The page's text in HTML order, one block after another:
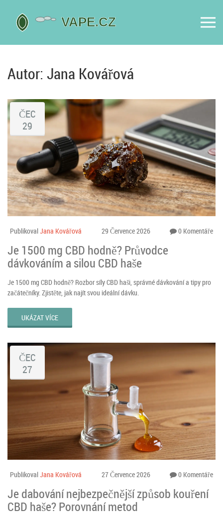
Autor: Jana Kovářová
ČEC
29
PublikovalJana Kovářová 29 Července 2026 0 Komentáře
Je 1500 mg CBD hodně? Průvodce
dávkováním a silou CBD haše
Je 1500 mg CBD hodně? Rozbor síly CBD haši, správné dávkování a tipy pro
začátečníky. Zjistěte, jak najít svou ideální dávku.
UKÁZAT VÍCE
ČEC
27
PublikovalJana Kovářová 27 Července 2026 0 Komentáře
Je dabování nejbezpečnější způsob kouření
CBD haše? Porovnání metod